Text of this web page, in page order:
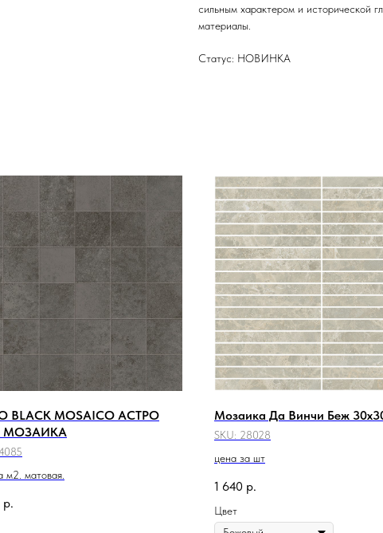
сильным характером и исторической
материалы.
Статус: НОВИНКА
BLACK MOSAICO АСТРО
МОЗАИКА
м2. матовая.
р.
Мозаика Да Винчи Беж
SKU: 28028
цена за шт
1 640 р.
Цвет